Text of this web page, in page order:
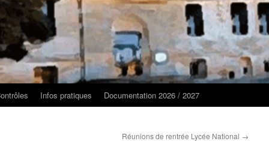
Infos pratiques Documentation 2026 / 2027
Réunions de rentrée Lycée National →